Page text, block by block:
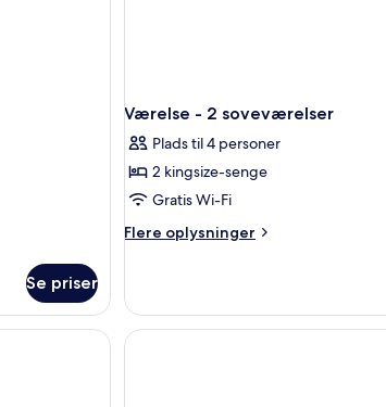
Se priser
Værelse - 2 soveværelser
Plads til 4 personer
2 kingsize-senge
Gratis Wi-Fi
Flere oplysninger
Flere
-
soveværelser